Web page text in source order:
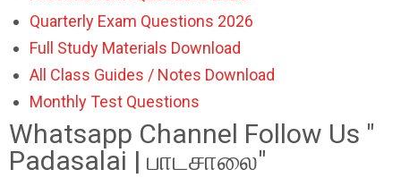
Quarterly Exam Questions 2026
Full Study Materials Download
All Class Guides / Notes Download
Monthly Test Questions
Whatsapp Channel Follow Us "
Padasalai | பாடசாலை"